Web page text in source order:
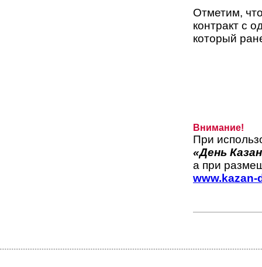
Отметим,
контракт с
который
Внимание!
При
«День
а при
www.kazan-